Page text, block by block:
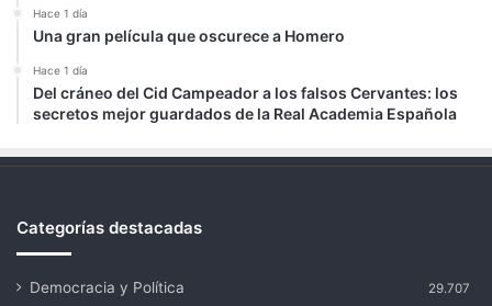
Hace 1 día
Una gran película que oscurece a Homero
Hace 1 día
Del cráneo del Cid Campeador a los falsos Cervantes: los
secretos mejor guardados de la Real Academia Española
Categorías destacadas
Democracia y Política 29.707